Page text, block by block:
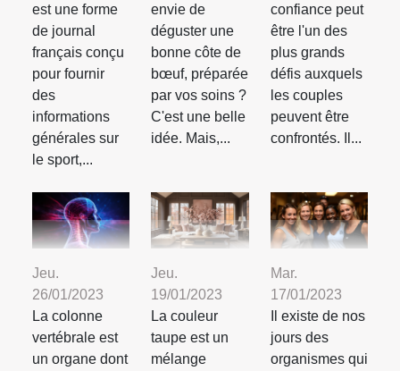
est une forme
de journal
français conçu
pour fournir
des
informations
générales sur
le sport,...
envie de
déguster une
bonne côte de
bœuf, préparée
par vos soins ?
C'est une belle
idée. Mais,...
confiance peut
être l'un des
plus grands
défis auxquels
les couples
peuvent être
confrontés. Il...
Jeu.
26/01/2023
La colonne
vertébrale est
un organe dont
Jeu.
19/01/2023
La couleur
taupe est un
mélange
Mar.
17/01/2023
Il existe de nos
jours des
organismes qui